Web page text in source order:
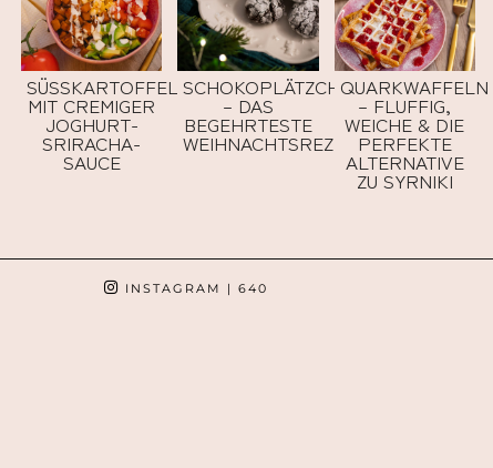
SÜSSKARTOFFELBOWL M
IT CREMIGER J
OGHURT-S
RIRACHA-S
AUCE
SCHOKOPLÄTZCHEN
– DAS
BEGEHRTESTE
WEIHNACHTSREZEPT
QUARKWAFFELN
– FLUFFIG,
WEICHE & DIE
PERFEKTE
ALTERNATIVE
ZU SYRNIKI
INSTAGRAM | 640